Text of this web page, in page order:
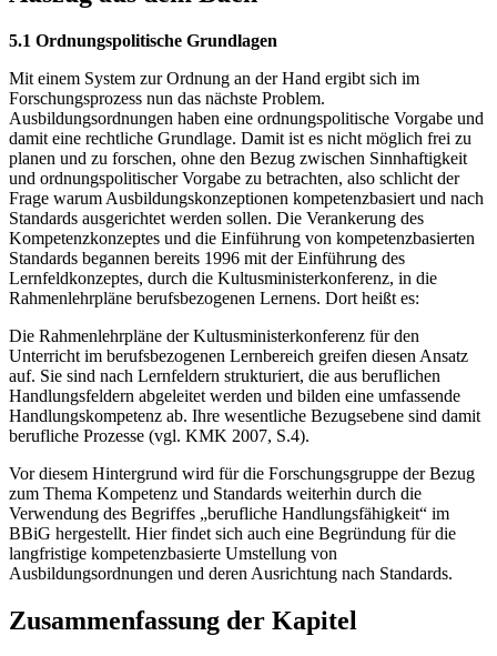
5.1 Ordnungspolitische Grundlagen
Mit einem System zur Ordnung an der Hand ergibt sich im
Forschungsprozess nun das nächste Problem.
Ausbildungsordnungen haben eine ordnungspolitische Vorgabe und
damit eine rechtliche Grundlage. Damit ist es nicht möglich frei zu
planen und zu forschen, ohne den Bezug zwischen Sinnhaftigkeit
und ordnungspolitischer Vorgabe zu betrachten, also schlicht der
Frage warum Ausbildungskonzeptionen kompetenzbasiert und nach
Standards ausgerichtet werden sollen. Die Verankerung des
Kompetenzkonzeptes und die Einführung von kompetenzbasierten
Standards begannen bereits 1996 mit der Einführung des
Lernfeldkonzeptes, durch die Kultusministerkonferenz, in die
Rahmenlehrpläne berufsbezogenen Lernens. Dort heißt es:
Die Rahmenlehrpläne der Kultusministerkonferenz für den
Unterricht im berufsbezogenen Lernbereich greifen diesen Ansatz
auf. Sie sind nach Lernfeldern strukturiert, die aus beruflichen
Handlungsfeldern abgeleitet werden und bilden eine umfassende
Handlungskompetenz ab. Ihre wesentliche Bezugsebene sind damit
berufliche Prozesse (vgl. KMK 2007, S.4).
Vor diesem Hintergrund wird für die Forschungsgruppe der Bezug
zum Thema Kompetenz und Standards weiterhin durch die
Verwendung des Begriffes „berufliche Handlungsfähigkeit“ im
BBiG hergestellt. Hier findet sich auch eine Begründung für die
langfristige kompetenzbasierte Umstellung von
Ausbildungsordnungen und deren Ausrichtung nach Standards.
Zusammenfassung der Kapitel